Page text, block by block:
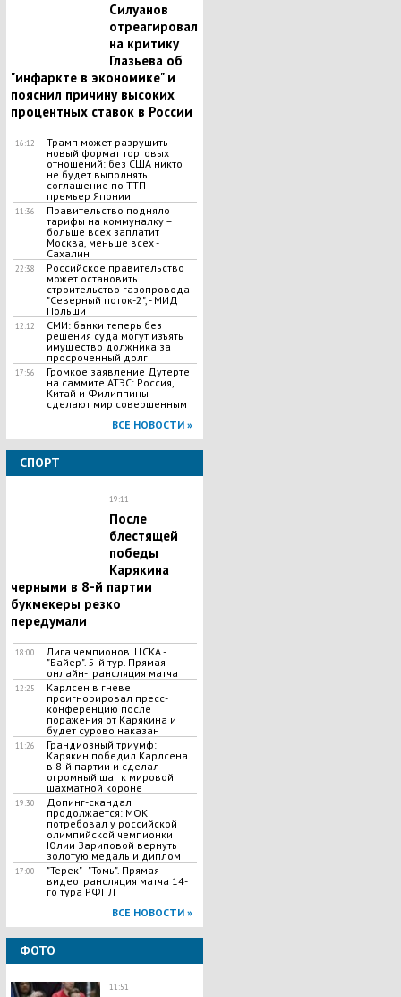
Силуанов
отреагировал
на критику
Глазьева об
"инфаркте в экономике" и
пояснил причину высоких
процентных ставок в России
16:12
Трамп может разрушить
новый формат торговых
отношений: без США никто
не будет выполнять
соглашение по ТТП -
премьер Японии
11:36
Правительство подняло
тарифы на коммуналку –
больше всех заплатит
Москва, меньше всех -
Сахалин
22:38
Российское правительство
может остановить
строительство газопровода
"Северный поток-2", - МИД
Польши
12:12
СМИ: банки теперь без
решения суда могут изъять
имущество должника за
просроченный долг
17:56
Громкое заявление Дутерте
на саммите АТЭС: Россия,
Китай и Филиппины
сделают мир совершенным
ВСЕ НОВОСТИ »
СПОРТ
19:11
После
блестящей
победы
Карякина
черными в 8-й партии
букмекеры резко
передумали
18:00
Лига чемпионов. ЦСКА -
"Байер". 5-й тур. Прямая
онлайн-трансляция матча
12:25
Карлсен в гневе
проигнорировал пресс-
конференцию после
поражения от Карякина и
будет сурово наказан
11:26
Грандиозный триумф:
Карякин победил Карлсена
в 8-й партии и сделал
огромный шаг к мировой
шахматной короне
19:30
Допинг-скандал
продолжается: МОК
потребовал у российской
олимпийской чемпионки
Юлии Зариповой вернуть
золотую медаль и диплом
17:00
"Терек" - "Томь". Прямая
видеотрансляция матча 14-
го тура РФПЛ
ВСЕ НОВОСТИ »
ФОТО
11:51